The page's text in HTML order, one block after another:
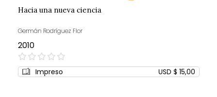
Hacia una nueva ciencia
Germán Rodríguez Flor
2010
0%
Impreso USD $ 15,00